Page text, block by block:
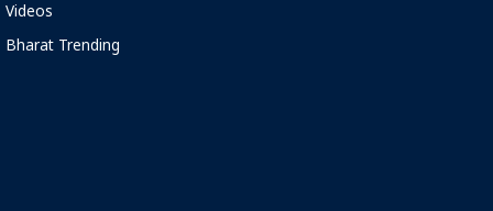
Videos
Bharat Trending